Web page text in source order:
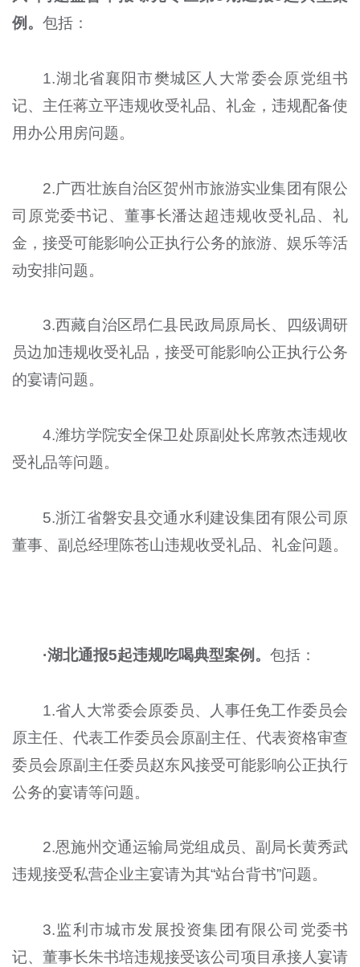
例。 包括：
1.湖北省襄阳市樊城区人大常委会原党组书
记、主任蒋立平违规收受礼品、礼金，违规配备使
用办公用房问题。
2.广西壮族自治区贺州市旅游实业集团有限公
司原党委书记、董事长潘达超违规收受礼品、礼
金，接受可能影响公正执行公务的旅游、娱乐等活
动安排问题。
3.西藏自治区昂仁县民政局原局长、四级调研
员边加违规收受礼品，接受可能影响公正执行公务
的宴请问题。
4.潍坊学院安全保卫处原副处长席敦杰违规收
受礼品等问题。
5.浙江省磐安县交通水利建设集团有限公司原
董事、副总经理陈苍山违规收受礼品、礼金问题。
·湖北通报5起违规吃喝典型案例。包括：
1.省人大常委会原委员、人事任免工作委员会
原主任、代表工作委员会原副主任、代表资格审查
委员会原副主任委员赵东风接受可能影响公正执行
公务的宴请等问题。
2.恩施州交通运输局党组成员、副局长黄秀武
违规接受私营企业主宴请为其“站台背书”问题。
3.监利市城市发展投资集团有限公司党委书
记、董事长朱书培违规接受该公司项目承接人宴请